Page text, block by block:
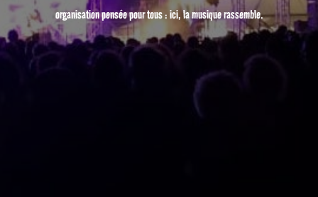
organisation pensée pour tous : ici, la musique rassemble.